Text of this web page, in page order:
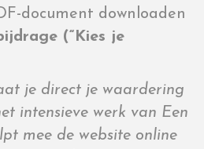
document downloaden
(“Kies je
je direct je waardering
intensieve werk van Een
mee de website online